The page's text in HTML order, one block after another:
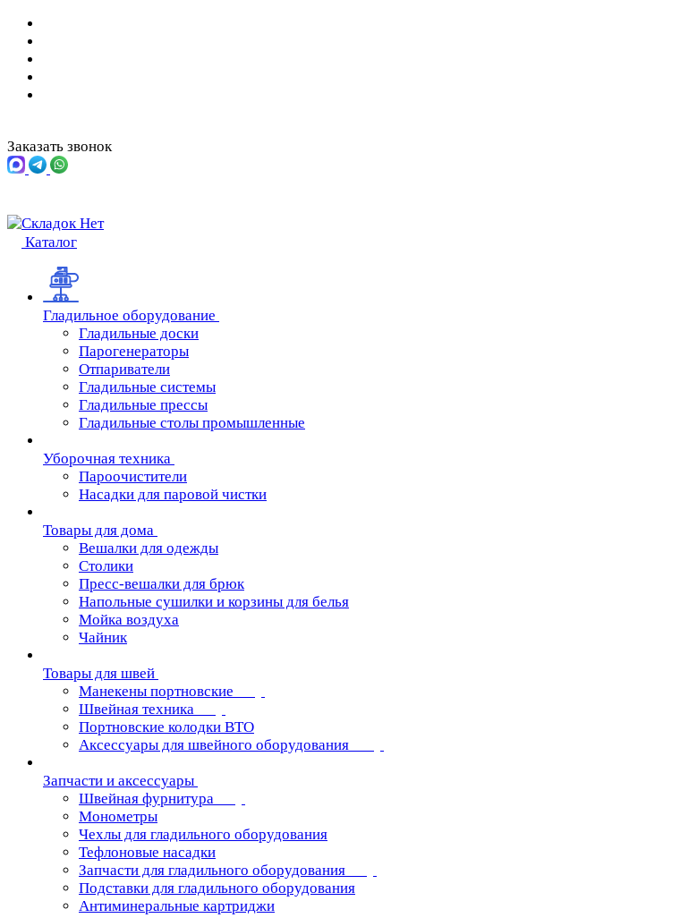
Заказать звонок
Каталог
Гладильное оборудование
Гладильные доски
Парогенераторы
Отпариватели
Гладильные системы
Гладильные прессы
Гладильные столы промышленные
Уборочная техника
Пароочистители
Насадки для паровой чистки
Товары для дома
Вешалки для одежды
Столики
Пресс-вешалки для брюк
Напольные сушилки и корзины для белья
Мойка воздуха
Чайник
Товары для швей
Манекены портновские
Швейная техника
Портновские колодки ВТО
Аксессуары для швейного оборудования
Запчасти и аксессуары
Швейная фурнитура
Монометры
Чехлы для гладильного оборудования
Тефлоновые насадки
Запчасти для гладильного оборудования
Подставки для гладильного оборудования
Антиминеральные картриджи